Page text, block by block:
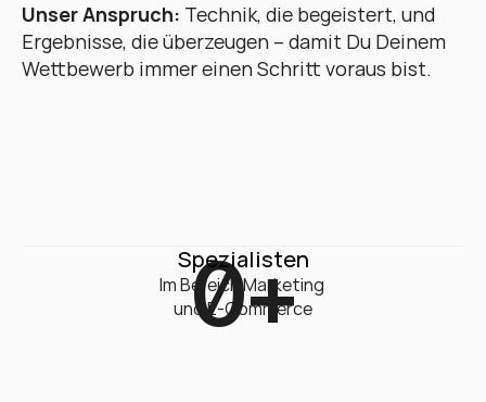
Unser Anspruch: Technik, die begeistert, und
Ergebnisse, die überzeugen – damit Du Deinem
Wettbewerb immer einen Schritt voraus bist.
0+
Spezialisten
Im Bereich Marketing
und E-Commerce